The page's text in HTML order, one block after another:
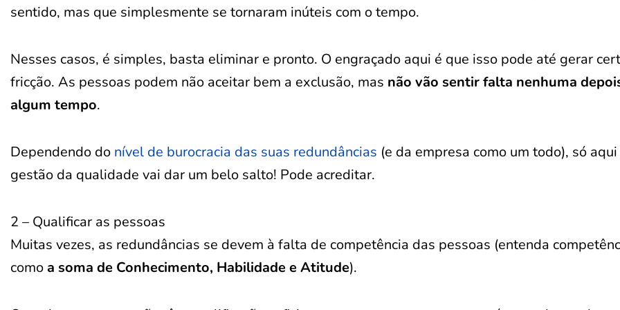
sentido, mas que simplesmente se tornaram inúteis com o tempo.
Nesses casos, é simples, basta eliminar e pronto. O engraçado aqui é que isso pode até gerar
fricção. As pessoas podem não aceitar bem a exclusão, mas não vão sentir falta nenhuma
algum tempo.
Dependendo do nível de burocracia das suas redundâncias (e da empresa como um todo), só aqui
gestão da qualidade vai dar um belo salto! Pode acreditar.
2 – Qualificar as pessoas
Muitas vezes, as redundâncias se devem à falta de competência das pessoas (entenda
como a soma de Conhecimento, Habilidade e Atitude).